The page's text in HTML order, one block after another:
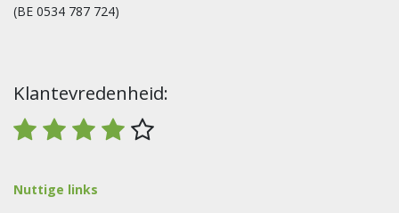
(BE 0534 787 724)
Klantevredenheid:
Nuttige links